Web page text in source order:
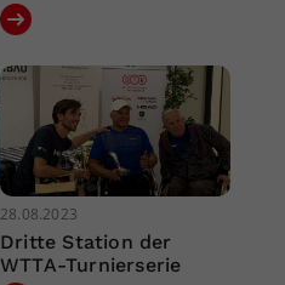
28.08.2023
Dritte Station der
WTTA-Turnierserie